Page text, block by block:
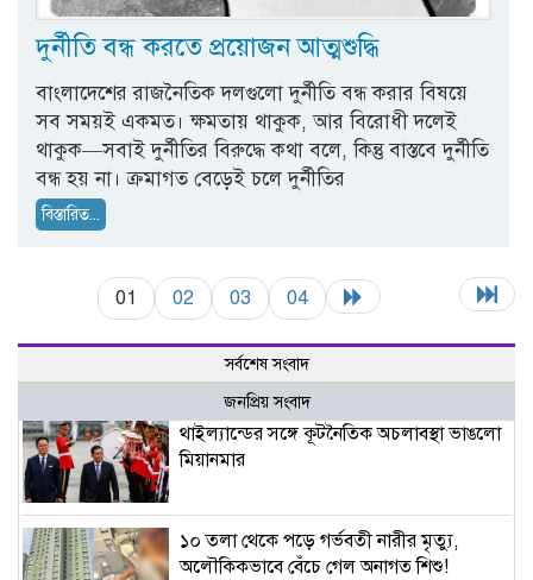
দুর্নীতি বন্ধ করতে প্রয়োজন আত্মশুদ্ধি
বাংলাদেশের রাজনৈতিক দলগুলো দুর্নীতি বন্ধ করার বিষয়ে
সব সময়ই একমত। ক্ষমতায় থাকুক, আর বিরোধী দলেই
থাকুক—সবাই দুর্নীতির বিরুদ্ধে কথা বলে, কিন্তু বাস্তবে দুর্নীতি
বন্ধ হয় না। ক্রমাগত বেড়েই চলে দুর্নীতির
বিস্তারিত...
01 02 03 04
সর্বশেষ সংবাদ
জনপ্রিয় সংবাদ
থাইল্যান্ডের সঙ্গে কূটনৈতিক অচলাবস্থা ভাঙলো
মিয়ানমার
১০ তলা থেকে পড়ে গর্ভবতী নারীর মৃত্যু,
অলৌকিকভাবে বেঁচে গেল অনাগত শিশু!